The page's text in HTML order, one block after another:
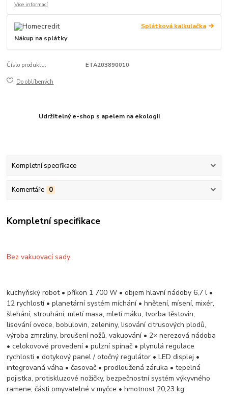
Více informací
Splátková kalkulačka
Nákup na splátky
Číslo produktu: ETA203890010
Do oblíbených
Udržitelný e-shop s apelem na ekologii
Kompletní specifikace
Komentáře 0
Kompletní specifikace
Bez vakuovací sady
kuchyňský robot • příkon 1 700 W • objem hlavní nádoby 6,7 l •
12 rychlostí • planetární systém míchání • hnětení, mísení, mixér,
šlehání, strouhání, mletí masa, mletí máku, tvorba těstovin,
lisování ovoce, bobulovin, zeleniny, lisování citrusových plodů,
výroba zmrzliny, broušení nožů, vakuování • 2× nerezová nádoba
• celokovové provedení • pulzní spínač • plynulá regulace
rychlosti • dotykový panel / otočný regulátor • LED displej •
integrovaná váha • časovač • prodloužená záruka • tepelná
pojistka, protiskluzové nožičky, bezpečnostní systém výkyvného
ramene, části omyvatelné v myčce • hmotnost 20,23 kg​​​​​​​​​​​​​​